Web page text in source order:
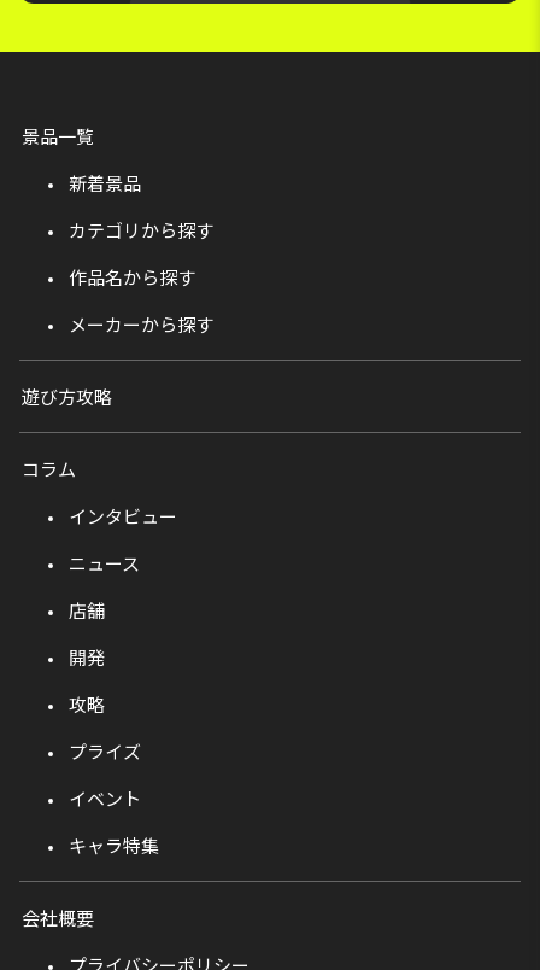
景品一覧
新着景品
カテゴリから探す
作品名から探す
メーカーから探す
遊び方攻略
コラム
インタビュー
ニュース
店舗
開発
攻略
プライズ
イベント
キャラ特集
会社概要
プライバシーポリシー